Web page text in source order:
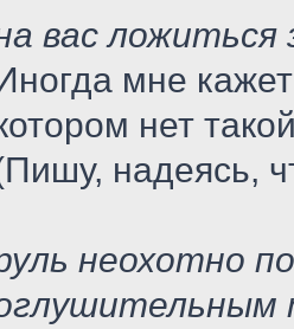
вас ложиться
мне
нет
надеясь,
неохотно